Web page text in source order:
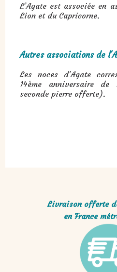
L’Agate est associée en
Lion et du Capricorne.
Autres associations de
Les noces d’Agate
14ème anniversaire
seconde pierre offerte).
Livraison offerte
en France